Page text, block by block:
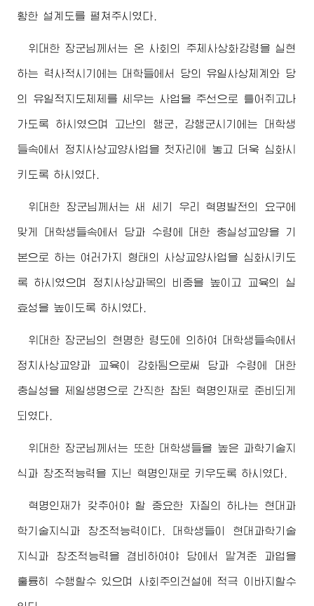
황한 설계도를 펼쳐주시였다.
위대한 장군님께서는 온 사회의 주체사상화강령을 실현
하는 력사적시기에는 대학들에서 당의 유일사상체계와 당
의 유일적지도체제를 세우는 사업을 주선으로 틀어쥐고나
가도록 하시였으며 고난의 행군, 강행군시기에는 대학생
들속에서 정치사상교양사업을 첫자리에 놓고 더욱 심화시
키도록 하시였다.
위대한 장군님께서 는 새 세기 우리 혁명발전의 요구에
맞게 대학생들속에서 당과 수령 에 대한 충실성교양을 기
본으로 하는 여러가지 형태의 사상교양사업을 심화시키도
록 하시였으며 정치사상과목의 비중을 높이고 교육의 실
효성을 높이도록 하시였다.
위대한 장군님의 현명한 령도에 의하여 대학생들속에서
정치사상교양과 교육이 강화됨으로써 당과 수령에 대한
충실성을 제일생명으로 간직한 참된 혁명인재로 준비되게
되였다.
위대한 장군님께서는 또한 대학생들을 높은 과학기술지
식과 창조적능력을 지닌 혁명인재로 키우도록 하시였다.
혁명인재가 갖추어야 할 중요한 자질의 하나는 현대과
학기술지식과 창조적능력이다. 대학생들이 현대과학기술
지식과 창조적능력을 겸비하여야 당에서 맡겨준 과업을
훌륭히 수행할수 있으며 사회주의건설에 적극 이바지할수